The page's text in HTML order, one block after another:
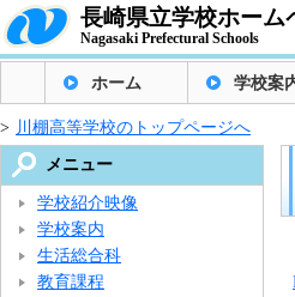
長崎県立学校ホーム
Nagasaki Prefectural Schools
ホーム 学校案
> 川棚高等学校のトップページへ
メニュー
学校紹介映像
学校案内
生活総合科
教育課程